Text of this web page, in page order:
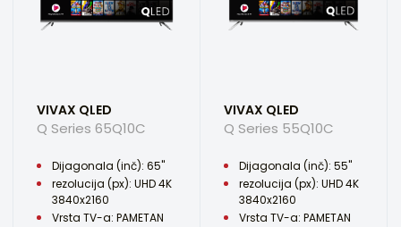
VIVAX QLED
Q Series 65Q10C
Dijagonala (inč): 65"
rezolucija (px): UHD 4K
3840x2160
Vrsta TV-a: PAMETAN
VIVAX QLED
Q Series 55Q10C
Dijagonala (inč): 55"
rezolucija (px): UHD 4K
3840x2160
Vrsta TV-a: PAMETAN